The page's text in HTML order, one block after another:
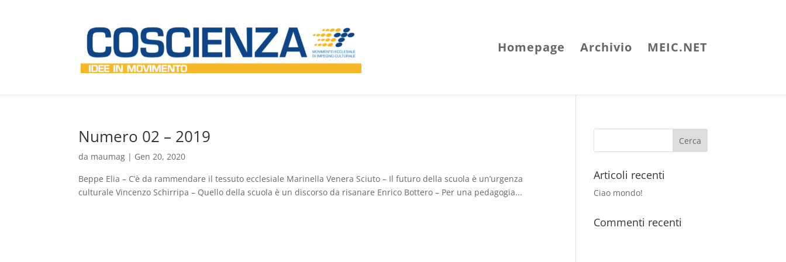
Homepage Archivio MEIC.NET
Numero 02 – 2019
da maumag | Gen 20, 2020
Beppe Elia – C’è da rammendare il tessuto ecclesiale Marinella Venera Sciuto – Il futuro della scuola è un’urgenza
culturale Vincenzo Schirripa – Quello della scuola è un discorso da risanare Enrico Bottero – Per una pedagogia...
Articoli recenti
Ciao mondo!
Commenti recenti